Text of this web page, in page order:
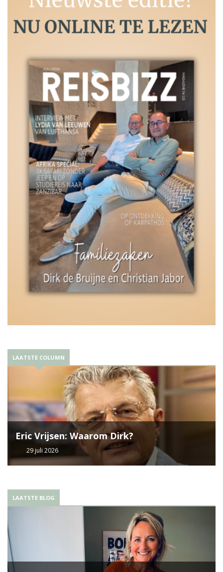
LAATSTE COLUMN
Eric Vrijsen: Waarom Dirk?
29 juli 2026
LAATSTE BLOG